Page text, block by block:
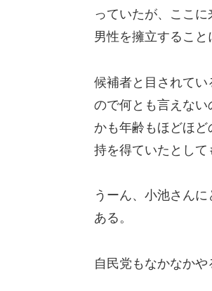
っていたが、ここ
男性を擁立すること
候補者と目されて
ので何とも言えな
かも年齢もほどほ
持を得ていたとして
うーん、小池さん
ある。
自民党もなかなかや